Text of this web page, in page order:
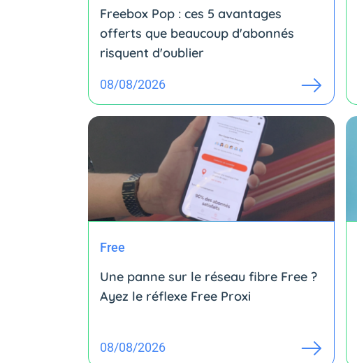
Freebox Pop : ces 5 avantages
offerts que beaucoup d'abonnés
risquent d'oublier
08/08/2026
Free
Une panne sur le réseau fibre Free ?
Ayez le réflexe Free Proxi
08/08/2026